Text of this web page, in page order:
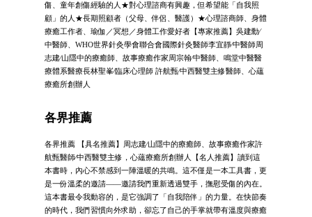
傷、童年創傷經驗的人★對心理諮商有興趣，但希望能「自我照
顧」的人★長期照顧者（父母、伴侶、醫護）★心理諮商師、身體
療癒工作者、瑜伽／冥想／身體工作愛好者【專家推薦】吳建勳∕
中醫師、WHO世界針灸學會聯合會國際針灸醫師李宜靜∕中醫師周
志建∕山隱中的療癒師、故事療癒作家周宗翰∕中醫師、鳴堂中醫醫
療體系醫療長林聖峯∕臨床心理師 許航甄∕中西醫雙主修醫師、心蘊
療癒所創辦人
各界推薦
各界推薦 【具名推薦】周志建∕山隱中的療癒師、故事療癒作家許
航甄醫師∕中西醫雙主修，心蘊療癒所創辦人【名人推薦】讀到這
本書時，內心不禁感到一陣溫暖的共鳴。這不僅是一本工具書，更
是一份溫柔的邀請——邀請我們重新透過雙手，撫慰受傷的內在。
這本書最令我動容的，是它強調了「自我陪伴」的力量。在快節奏
的時代，我們習慣向外求助，卻忘了自己的手掌就帶有溫度與療癒